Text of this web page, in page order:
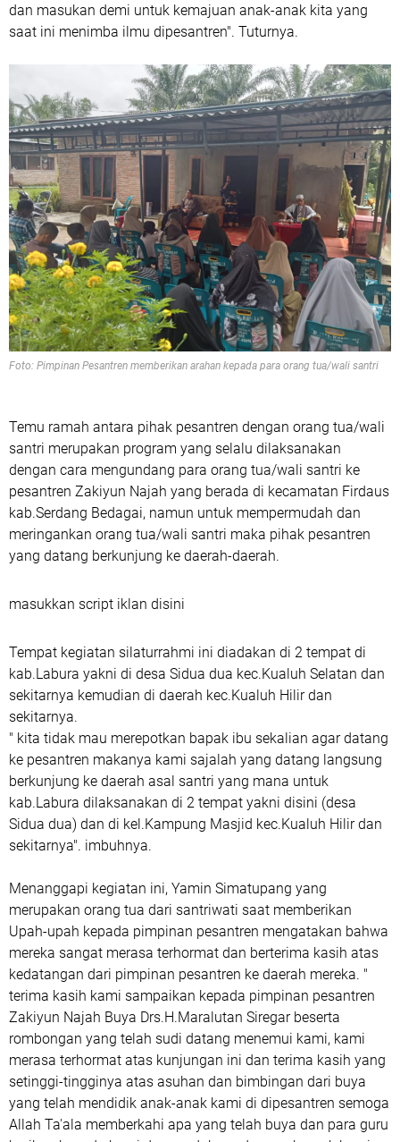
dan masukan demi untuk kemajuan anak-anak kita yang
saat ini menimba ilmu dipesantren". Tuturnya.
Foto: Pimpinan Pesantren memberikan arahan kepada para orang tua/wali santri
Temu ramah antara pihak pesantren dengan orang tua/wali
santri merupakan program yang selalu dilaksanakan
dengan cara mengundang para orang tua/wali santri ke
pesantren Zakiyun Najah yang berada di kecamatan Firdaus
kab.Serdang Bedagai, namun untuk mempermudah dan
meringankan orang tua/wali santri maka pihak pesantren
yang datang berkunjung ke daerah-daerah.
masukkan script iklan disini
Tempat kegiatan silaturrahmi ini diadakan di 2 tempat di
kab.Labura yakni di desa Sidua dua kec.Kualuh Selatan dan
sekitarnya kemudian di daerah kec.Kualuh Hilir dan
sekitarnya.
" kita tidak mau merepotkan bapak ibu sekalian agar datang
ke pesantren makanya kami sajalah yang datang langsung
berkunjung ke daerah asal santri yang mana untuk
kab.Labura dilaksanakan di 2 tempat yakni disini (desa
Sidua dua) dan di kel.Kampung Masjid kec.Kualuh Hilir dan
sekitarnya". imbuhnya.
Menanggapi kegiatan ini, Yamin Simatupang yang
merupakan orang tua dari santriwati saat memberikan
Upah-upah kepada pimpinan pesantren mengatakan bahwa
mereka sangat merasa terhormat dan berterima kasih atas
kedatangan dari pimpinan pesantren ke daerah mereka. "
terima kasih kami sampaikan kepada pimpinan pesantren
Zakiyun Najah Buya Drs.H.Maralutan Siregar beserta
rombongan yang telah sudi datang menemui kami, kami
merasa terhormat atas kunjungan ini dan terima kasih yang
setinggi-tingginya atas asuhan dan bimbingan dari buya
yang telah mendidik anak-anak kami di dipesantren semoga
Allah Ta'ala memberkahi apa yang telah buya dan para guru